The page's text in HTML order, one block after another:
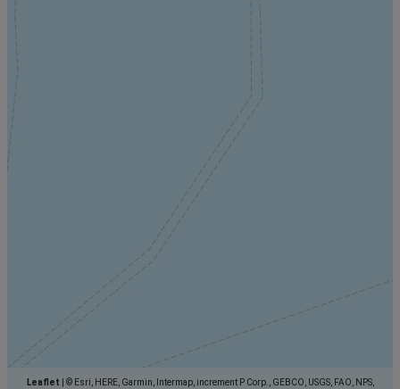
Leaflet
© Esri, HERE, Garmin, Intermap, increment P Corp., GEBCO, USGS, FAO, NPS,